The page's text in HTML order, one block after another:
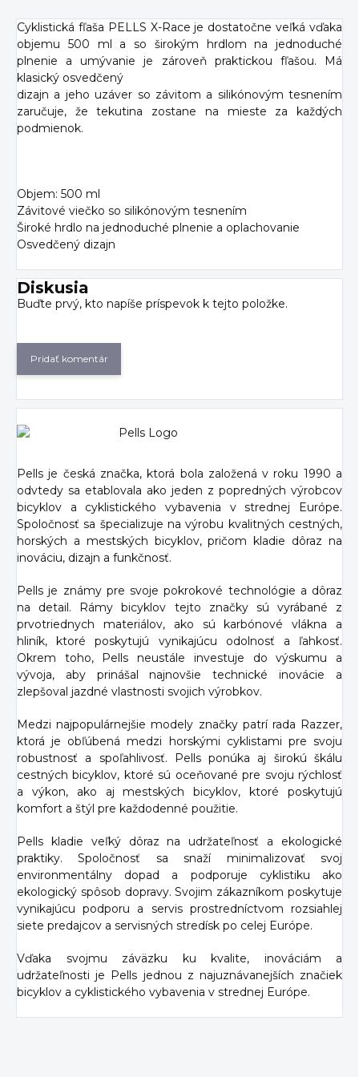
Cyklistická fľaša PELLS X-Race je dostatočne veľká vďaka
objemu 500 ml a so širokým hrdlom na jednoduché
plnenie a umývanie je zároveň praktickou fľašou. Má
klasický osvedčený
dizajn a jeho uzáver so závitom a silikónovým tesnením
zaručuje, že tekutina zostane na mieste za každých
podmienok.
Objem: 500 ml
Závitové viečko so silikónovým tesnením
Široké hrdlo na jednoduché plnenie a oplachovanie
Osvedčený dizajn
Diskusia
Buďte prvý, kto napíše príspevok k tejto položke.
Pridať komentár
Pells je česká značka, ktorá bola založená v roku 1990 a
odvtedy sa etablovala ako jeden z popredných výrobcov
bicyklov a cyklistického vybavenia v strednej Európe.
Spoločnosť sa špecializuje na výrobu kvalitných cestných,
horských a mestských bicyklov, pričom kladie dôraz na
inováciu, dizajn a funkčnosť.
Pells je známy pre svoje pokrokové technológie a dôraz
na detail. Rámy bicyklov tejto značky sú vyrábané z
prvotriednych materiálov, ako sú karbónové vlákna a
hliník, ktoré poskytujú vynikajúcu odolnosť a ľahkosť.
Okrem toho, Pells neustále investuje do výskumu a
vývoja, aby prinášal najnovšie technické inovácie a
zlepšoval jazdné vlastnosti svojich výrobkov.
Medzi najpopulárnejšie modely značky patrí rada Razzer,
ktorá je obľúbená medzi horskými cyklistami pre svoju
robustnosť a spoľahlivosť. Pells ponúka aj širokú škálu
cestných bicyklov, ktoré sú oceňované pre svoju rýchlosť
a výkon, ako aj mestských bicyklov, ktoré poskytujú
komfort a štýl pre každodenné použitie.
Pells kladie veľký dôraz na udržateľnosť a ekologické
praktiky. Spoločnosť sa snaží minimalizovať svoj
environmentálny dopad a podporuje cyklistiku ako
ekologický spôsob dopravy. Svojim zákazníkom poskytuje
vynikajúcu podporu a servis prostredníctvom rozsiahlej
siete predajcov a servisných stredísk po celej Európe.
Vďaka svojmu záväzku ku kvalite, inováciám a
udržateľnosti je Pells jednou z najuznávanejších značiek
bicyklov a cyklistického vybavenia v strednej Európe.